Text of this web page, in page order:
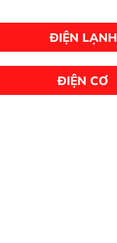
ĐIỆN LẠNH
ĐIỆN CƠ